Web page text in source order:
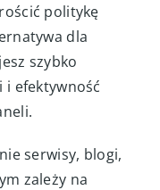
politykę
dla
szybko
efektywność
serwisy, blogi,
zależy na